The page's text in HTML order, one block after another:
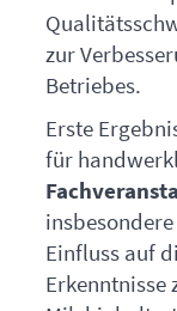
zur
Betriebes.
Erste
für
Einfluss auf
Erkenntnisse